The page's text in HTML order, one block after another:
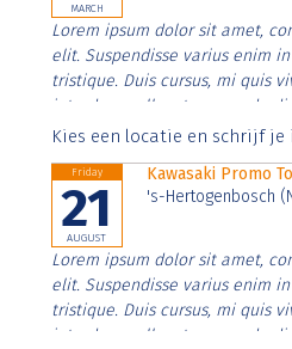
MARCH
Lorem ipsum dolor sit amet,
elit. Suspendisse varius enim
tristique. Duis cursus, mi quis
interdum nulla, ut commodo
Aenean faucibus nibh et justo
Kies een locatie en schrijf
Friday
21
AUGUST
Kawasaki Promo
's-Hertogenbosch
Lorem ipsum dolor sit amet,
elit. Suspendisse varius enim
tristique. Duis cursus, mi quis
interdum nulla, ut commodo